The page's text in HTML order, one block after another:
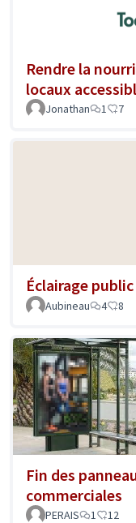
Rendre la
locaux
Jonathan 1 7
Éclairage public
Aubineau
4 8
Fin des
commerciales
PERAIS 1 12